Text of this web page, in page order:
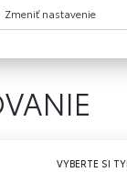
VYBERTE SI
Zmeniť nastavenie